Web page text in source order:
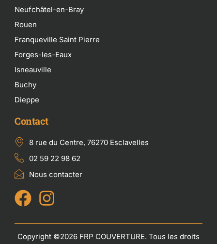
Neufchâtel-en-Bray
Rouen
Franqueville Saint Pierre
Forges-les-Eaux
Isneauville
Buchy
Dieppe
Contact
8 rue du Centre, 76270 Esclavelles
02 59 22 98 62
Nous contacter
Copyright ©2026 FRP COUVERTURE. Tous les droits